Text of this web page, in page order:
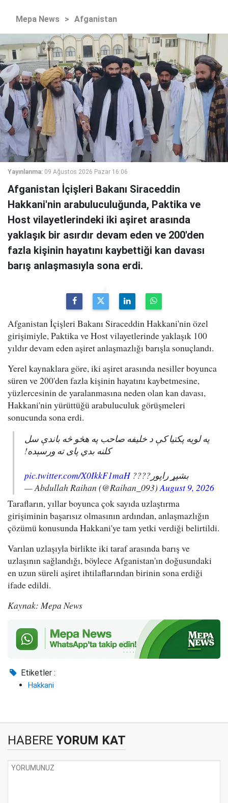
Mepa News > Afganistan
Yayınlanma: 09 Ağustos 2026 Pazar 16:06
Afganistan İçişleri Bakanı Siraceddin
Hakkani'nin arabuluculuğunda, Paktika ve
Host vilayetlerindeki iki aşiret arasında
yaklaşık bir asırdır devam eden ve 200'den
fazla kişinin hayatını kaybettiği kan davası
barış anlaşmasıyla sona erdi.
Afganistan İçişleri Bakanı Siraceddin Hakkani'nin özel
girişimiyle, Paktika ve Host vilayetlerinde yaklaşık 100
yıldır devam eden aşiret anlaşmazlığı barışla sonuçlandı.
Yerel kaynaklara göre, iki aşiret arasında nesiller boyunca
süren ve 200'den fazla kişinin hayatını kaybetmesine,
yüzlercesinin de yaralanmasına neden olan kan davası,
Hakkani'nin yürüttüğü arabuluculuk görüşmeleri
sonucunda sona erdi.
په لویه پکتیا کې د خلیفه صاحب په هڅو څه باندې سل
کلنه بدي پای ته ورسېده!
بشپړ راپور????pic.twitter.com/X0IkkF1maH
— Abdullah Raihan (@Raihan_093) August 9, 2026
Tarafların, yıllar boyunca çok sayıda uzlaştırma
girişiminin başarısız olmasının ardından, anlaşmazlığın
çözümü konusunda Hakkani'ye tam yetki verdiği belirtildi.
Varılan uzlaşıyla birlikte iki taraf arasında barış ve
uzlaşının sağlandığı, böylece Afganistan'ın doğusundaki
en uzun süreli aşiret ihtilaflarından birinin sona erdiği
ifade edildi.
Kaynak: Mepa News
Etiketler :
Hakkani
HABERE YORUM KAT